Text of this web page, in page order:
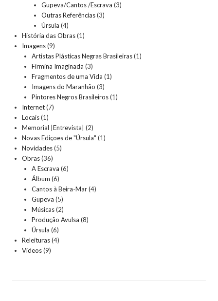
Gupeva/Cantos /Escrava (3)
Outras Referências(3)
Úrsula (4)
História das Obras(1)
Imagens(9)
Artistas Plásticas Negras Brasileiras(1)
Firmina Imaginada (3)
Fragmentos de uma Vida (1)
Imagens do Maranhão (3)
Pintores Negros Brasileiros(1)
Internet(7)
Locais(1)
Memorial |Entrevista| (2)
Novas Ediçoes de "Úrsula" (1)
Novidades(5)
Obras(36)
A Escrava (6)
Álbum (6)
Cantos à Beira-Mar(4)
Gupeva (5)
Músicas(2)
Produção Avulsa (8)
Úrsula (6)
Releituras(4)
Vídeos(9)